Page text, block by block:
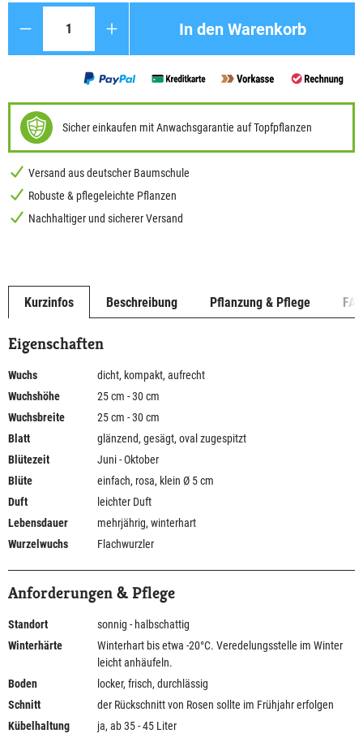
In den Warenkorb
Sicher einkaufen mit Anwachsgarantie auf Topfpflanzen
Versand aus deutscher Baumschule
Robuste & pflegeleichte Pflanzen
Nachhaltiger und sicherer Versand
Kurzinfos Beschreibung Pflanzung & Pflege
Eigenschaften
Wuchs
dicht, kompakt, aufrecht
Wuchshöhe
25 cm - 30 cm
Wuchsbreite
25 cm - 30 cm
Blatt
glänzend, gesägt, oval zugespitzt
Blütezeit
Juni - Oktober
Blüte
einfach, rosa, klein Ø 5 cm
Duft
leichter Duft
Lebensdauer
mehrjährig, winterhart
Wurzelwuchs
Flachwurzler
Anforderungen & Pflege
Standort
sonnig - halbschattig
Winterhärte
Winterhart bis etwa -20°C. Veredelungsstelle im Winter
leicht anhäufeln.
Boden
locker, frisch, durchlässig
Schnitt
der Rückschnitt von Rosen sollte im Frühjahr erfolgen
Kübelhaltung
ja, ab 35 - 45 Liter